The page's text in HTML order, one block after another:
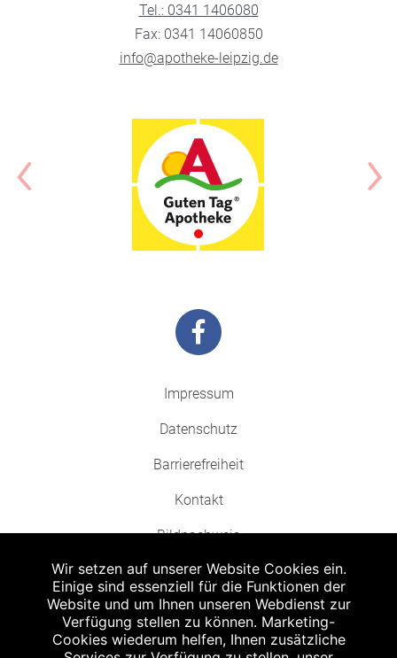
Tel.: 0341 1406080
Fax: 0341 14060850
info@apotheke-leipzig.de
Impressum
Datenschutz
Barrierefreiheit
Kontakt
Bildnachweis
Abgabe in haushaltsüblichen Mengen, solange der Vorrat reicht. Für Druck-
und Satzfehler keine Haftung.
Wir setzen auf unserer Website Cookies ein.
Einige sind essenziell für die Funktionen der
Website und um Ihnen unseren Webdienst zur
Verfügung stellen zu können. Marketing-
Cookies wiederum helfen, Ihnen zusätzliche